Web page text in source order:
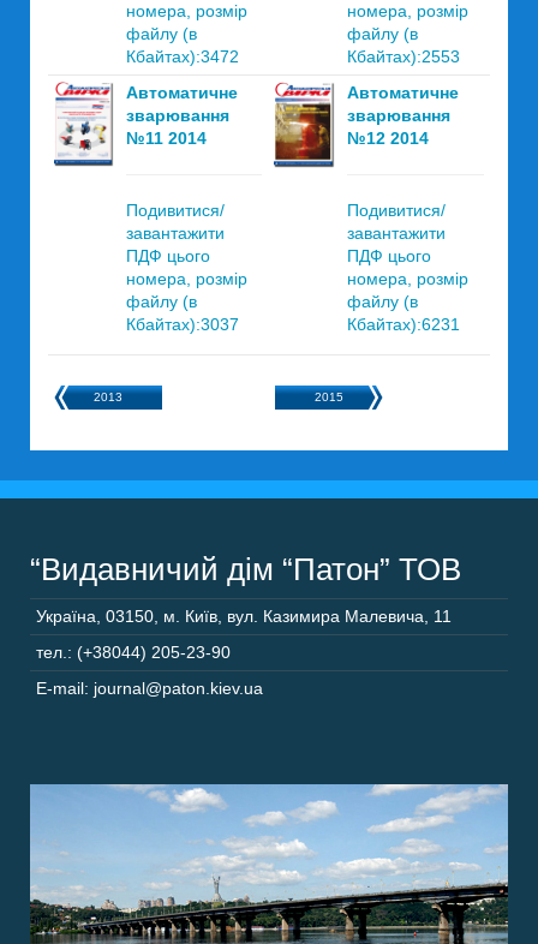
номера, розмір
файлу (в
Кбайтах):3472
номера, розмір
файлу (в
Кбайтах):2553
Автоматичне
зварювання
№11 2014
Подивитися/
завантажити
ПДФ цього
номера, розмір
файлу (в
Кбайтах):3037
Автоматичне
зварювання
№12 2014
Подивитися/
завантажити
ПДФ цього
номера, розмір
файлу (в
Кбайтах):6231
2013 2015
“Видавничий дім “Патон” ТОВ
Україна 03150 м. Київ, вул. Казимира Малевича, 11
тел.: (+38044) 205-23-90
E-mail: journal@paton.kiev.ua